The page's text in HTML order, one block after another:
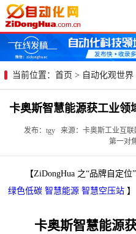
当前位置： 首页 > 自动化观世界
卡奥斯智慧能源获工业领
发布：tgy 来源：卡奥斯工业互联
第一对
【ZiDongHua 之“品牌自定位
绿色低碳 智慧能源 智慧空压站 】
卡奥斯智慧能源